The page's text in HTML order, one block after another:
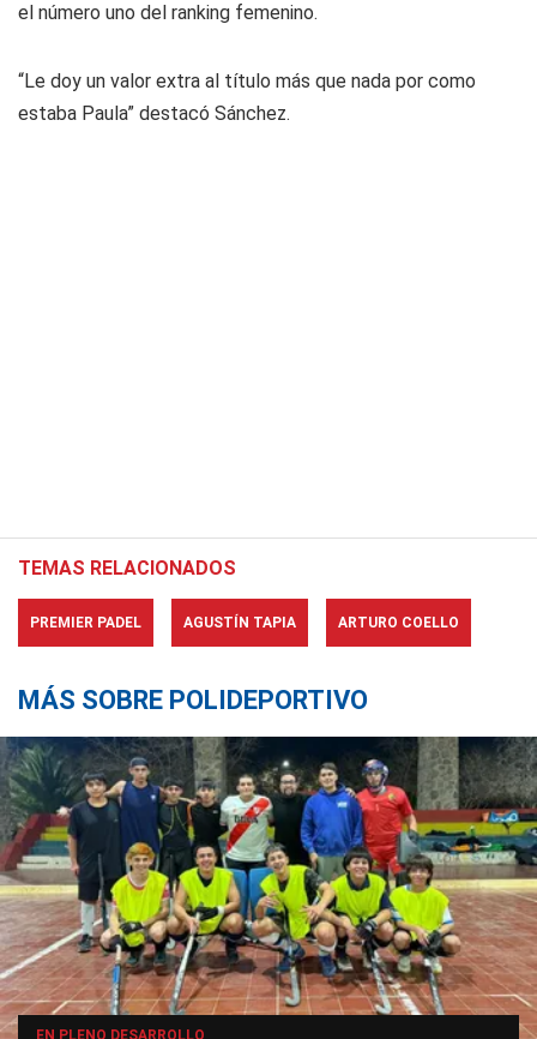
el número uno del ranking femenino.
“Le doy un valor extra al título más que nada por como
estaba Paula” destacó Sánchez.
TEMAS RELACIONADOS
PREMIER PADEL AGUSTÍN TAPIA ARTURO COELLO
MÁS SOBRE POLIDEPORTIVO
EN PLENO DESARROLLO